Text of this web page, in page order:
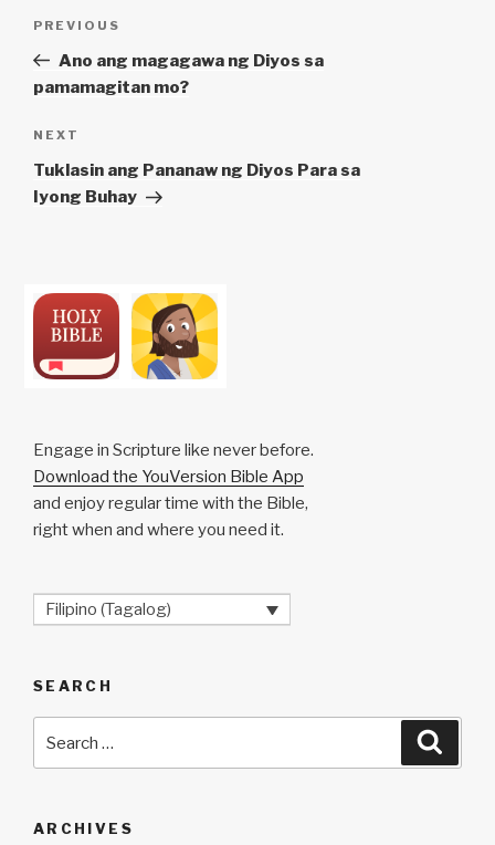
Previous
Post
PREVIOUS
Ano ang magagawa ng Diyos sa
pamamagitan mo?
Next
Post
NEXT
Tuklasin ang Pananaw ng Diyos Para sa
Iyong Buhay
Engage in Scripture like never before.
Download the YouVersion Bible App
and enjoy regular time with the Bible,
right when and where you need it.
Filipino (Tagalog)
SEARCH
for:
ARCHIVES